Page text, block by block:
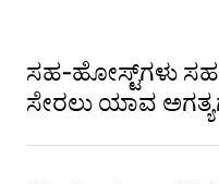
ಸಹ‑ಹೋಸ್ಟ್‌ಗಳು
ಸೇರಲು ಯಾವ